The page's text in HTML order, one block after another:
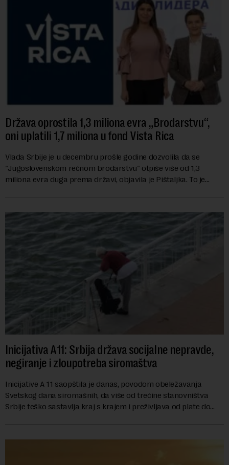
Država oprostila 1,3 miliona evra „Brodarstvu“,
oni uplatili 1,7 miliona u fond Vista Rica
Vlada Srbije je u decembru prošle godine dozvolila da se
"Jugoslovenskom rečnom brodarstvu" otpiše više od 1,3
miliona evra duga prema državi, objavila je Pištaljka. To je
Inicijativa A11: Srbija država socijalne nepravde,
negiranje i zloupotreba siromaštva
Inicijative A 11 saopštila je danas, povodom obeležavanja
Svetskog dana siromašnih, da više od trećine stanovništva
Srbije teško sastavlja kraj s krajem i preživljava od plate do